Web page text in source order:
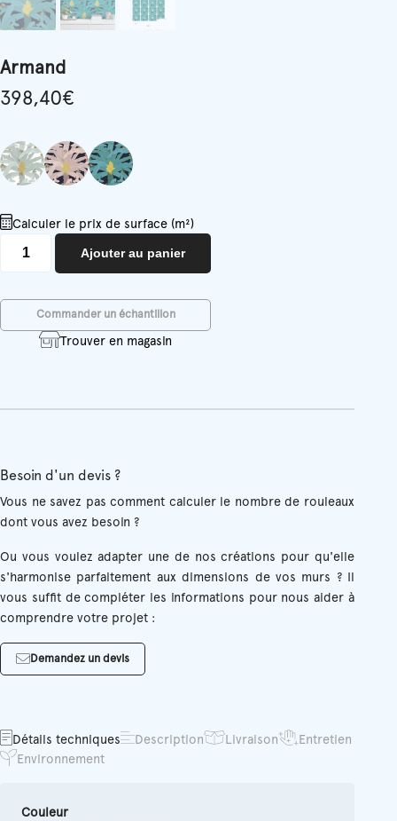
Armand
398,40€
Calculer le prix de surface (m²)
Ajouter au panier
Commander un échantillon
Trouver en magasin
Besoin d'un devis ?
Vous ne savez pas comment calculer le nombre de rouleaux
dont vous avez besoin ?
Ou vous voulez adapter une de nos créations pour qu'elle
s'harmonise parfaitement aux dimensions de vos murs ? Il
vous suffit de compléter les informations pour nous aider à
comprendre votre projet :
Demandez un devis
Détails techniques Description Livraison
Entretien
Environnement
Couleur